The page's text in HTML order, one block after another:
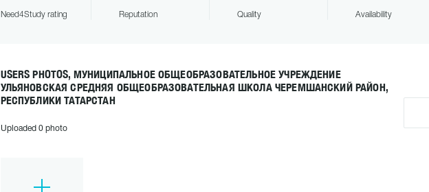
Need4Study rating Reputation Quality Availability
USERS PHOTOS, МУНИЦИПАЛЬНОЕ ОБЩЕОБРАЗОВАТЕЛЬНОЕ УЧРЕЖДЕНИЕ
УЛЬЯНОВСКАЯ СРЕДНЯЯ ОБЩЕОБРАЗОВАТЕЛЬНАЯ ШКОЛА ЧЕРЕМШАНСКИЙ РАЙОН,
РЕСПУБЛИКИ ТАТАРСТАН
Uploaded 0 photo